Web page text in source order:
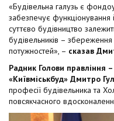
«Будівельна галузь є
забезпечує функціонування
суттєво будівництво
будівельників –
потужностей», – сказав
Радник Голови правління
«Київміськбуд» Дмитро
професії будівельника та
повсякчасного